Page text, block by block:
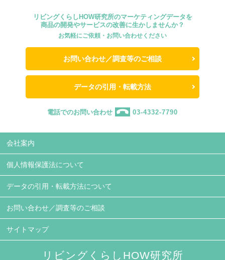
リビングくらしHOW研究所のマーケティングデータを
商品の開発やサービスの改善に生かしませんか？
お気軽にご依頼・お問い合わせください
お問い合わせ／調査等のご相談
データの引用・転載方法
電話でのお問い合わせ 03-4332-7790
会社案内
個人情報保護法について
データの引用・転載方法について
お問い合わせ／調査等のご相談
サイトマップ
リビングくらしHOW研究所